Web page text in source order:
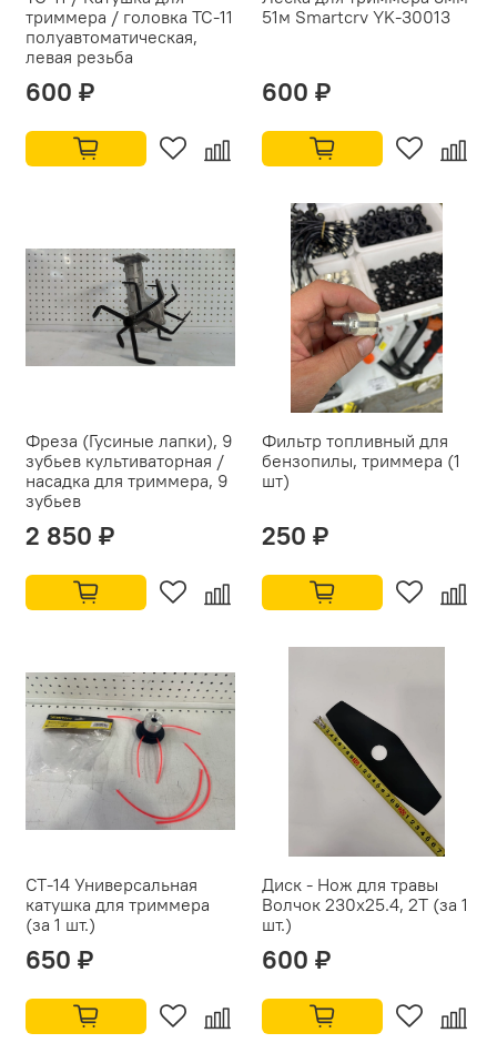
триммера / головка TC-11
полуавтоматическая,
левая резьба
600 ₽
51м Smartcrv YK-30013
600 ₽
Фреза (Гусиные лапки), 9
зубьев культиваторная /
насадка для триммера, 9
зубьев
2 850 ₽
Фильтр топливный для
бензопилы, триммера (1
шт)
250 ₽
СТ-14 Универсальная
катушка для триммера
(за 1 шт.)
650 ₽
Диск - Нож для травы
Волчок 230x25.4, 2T (за 1
шт.)
600 ₽